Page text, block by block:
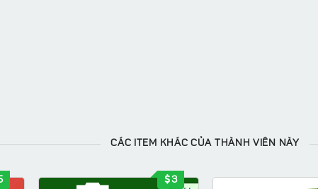
CÁC ITEM KHÁC CỦA THÀNH VIÊN NÀY
3